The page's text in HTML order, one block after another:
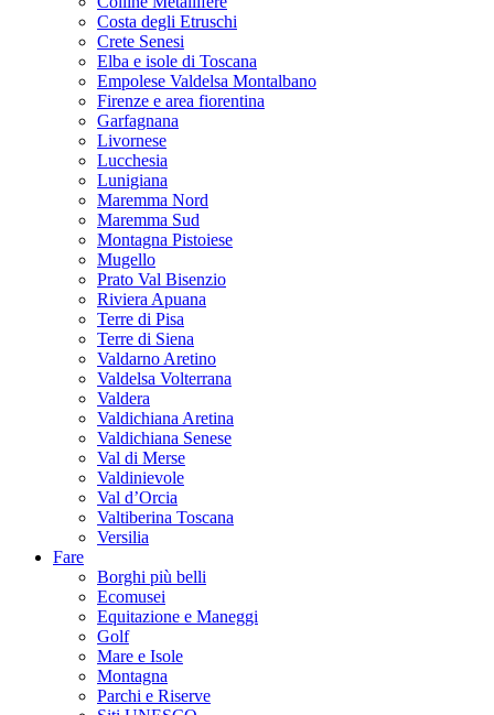
Costa degli Etruschi
Crete Senesi
Elba e isole di Toscana
Empolese Valdelsa Montalbano
Firenze e area fiorentina
Garfagnana
Livornese
Lucchesia
Lunigiana
Maremma Nord
Maremma Sud
Montagna Pistoiese
Mugello
Prato Val Bisenzio
Riviera Apuana
Terre di Pisa
Terre di Siena
Valdarno Aretino
Valdelsa Volterrana
Valdera
Valdichiana Aretina
Valdichiana Senese
Val di Merse
Valdinievole
Val d’Orcia
Valtiberina Toscana
Versilia
Fare
Borghi più belli
Ecomusei
Equitazione e Maneggi
Golf
Mare e Isole
Montagna
Parchi e Riserve